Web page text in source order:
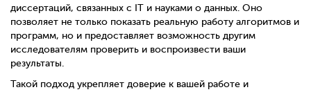
диссертаций, связанных с IT и науками о данных. Оно
позволяет не только показать реальную работу алгоритмов и
программ, но и предоставляет возможность другим
исследователям проверить и воспроизвести ваши
результаты.
Такой подход укрепляет доверие к вашей работе и